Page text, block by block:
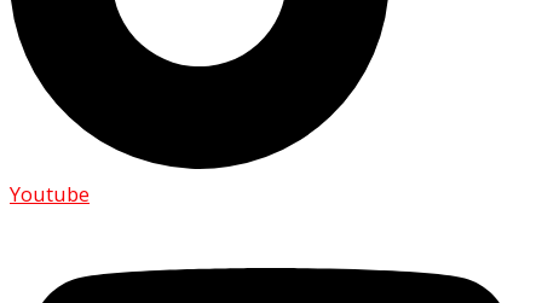
Youtube